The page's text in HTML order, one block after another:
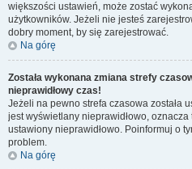
większości ustawień, może zostać
użytkowników. Jeżeli nie jesteś
dobry moment, by się zarejestrować.
Na górę
Została wykonana zmiana strefy
nieprawidłowy czas!
Jeżeli na pewno strefa czasowa została
jest wyświetlany nieprawidłowo,
ustawiony nieprawidłowo. Poinformuj o
problem.
Na górę